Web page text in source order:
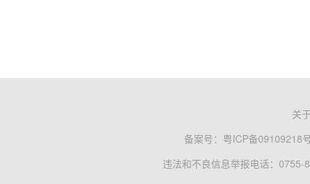
关
备案号： 粤ICP备09109218
违法和不良信息举报电话：0755-